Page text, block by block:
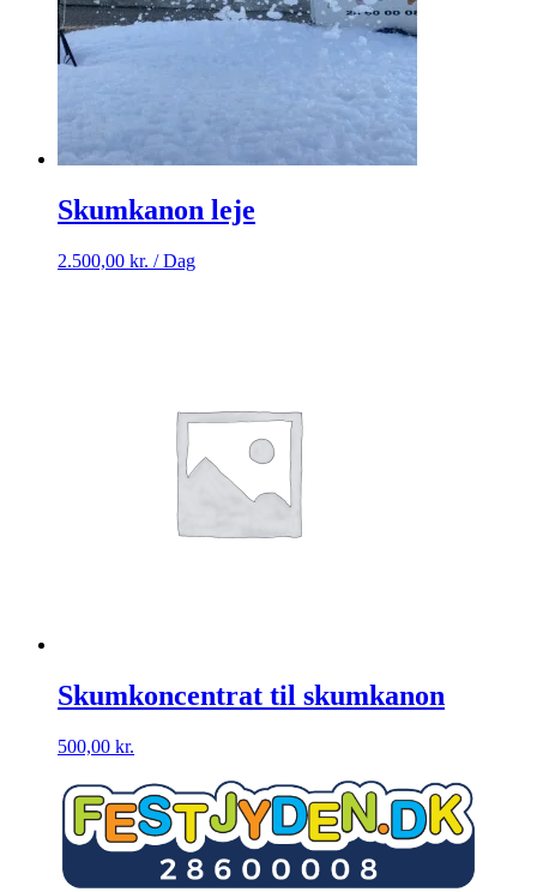
Skumkanon leje
2.500,00 kr. / Dag
Skumkoncentrat til skumkanon
500,00 kr.